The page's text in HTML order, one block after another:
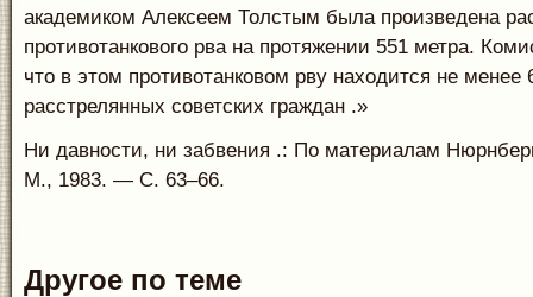
академиком Алексеем Толстым была произведена
противотанкового рва на протяжении 551 метра.
что в этом противотанковом рву находится не менее
расстрелянных советских граждан .»
Ни давности, ни забвения .: По материалам
М., 1983. — С. 63–66.
Другое по теме